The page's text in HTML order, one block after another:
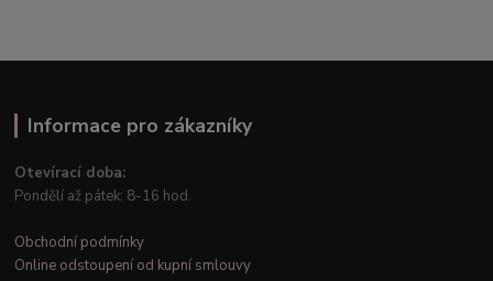
Informace pro zákazníky
Otevírací doba:
Pondělí až pátek: 8-16 hod.
Obchodní podmínky
Online odstoupení od kupní smlouvy